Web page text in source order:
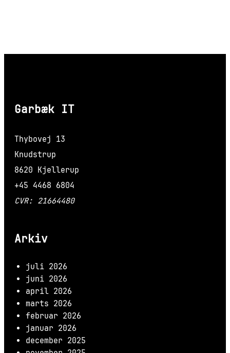
Garbæk IT
Thybovej 13
Knudstrup
8620 Kjellerup
+45 4468 6804
CVR: 21664480
Arkiv
juli 2026
juni 2026
april 2026
marts 2026
februar 2026
januar 2026
december 2025